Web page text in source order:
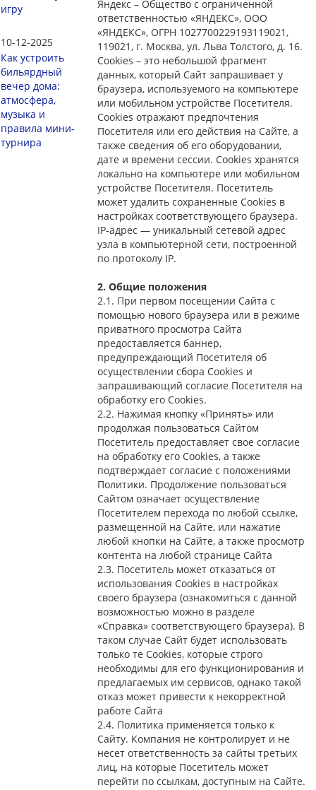
Яндекс – Общество с ограниченной
ответственностью «ЯНДЕКС», ООО
«ЯНДЕКС», ОГРН 1027700229193119021,
119021, г. Москва, ул. Льва Толстого, д. 16.
Cookies – это небольшой фрагмент
данных, который Сайт запрашивает у
браузера, используемого на компьютере
или мобильном устройстве Посетителя.
Cookies отражают предпочтения
Посетителя или его действия на Сайте, а
также сведения об его оборудовании,
дате и времени сессии. Сookies хранятся
локально на компьютере или мобильном
устройстве Посетителя. Посетитель
может удалить сохраненные Сookies в
настройках соответствующего браузера.
IP-адрес — уникальный сетевой адрес
узла в компьютерной сети, построенной
по протоколу IP.
2. Общие положения
2.1. При первом посещении Сайта с
помощью нового браузера или в режиме
приватного просмотра Сайта
предоставляется баннер,
предупреждающий Посетителя об
осуществлении сбора Сookies и
запрашивающий согласие Посетителя на
обработку его Сookies.
2.2. Нажимая кнопку «Принять» или
продолжая пользоваться Сайтом
Посетитель предоставляет свое согласие
на обработку его Сookies, а также
подтверждает согласие с положениями
Политики. Продолжение пользоваться
Сайтом означает осуществление
Посетителем перехода по любой ссылке,
размещенной на Сайте, или нажатие
любой кнопки на Сайте, а также просмотр
контента на любой странице Сайта
2.3. Посетитель может отказаться от
использования Сookies в настройках
своего браузера (ознакомиться с данной
возможностью можно в разделе
«Справка» соответствующего браузера). В
таком случае Сайт будет использовать
только те Cookies, которые строго
необходимы для его функционирования и
предлагаемых им сервисов, однако такой
отказ может привести к некорректной
работе Сайта
2.4. Политика применяется только к
Сайту. Компания не контролирует и не
несет ответственность за сайты третьих
лиц, на которые Посетитель может
перейти по ссылкам, доступным на Сайте.
игру
10-12-2025
Как устроить
бильярдный
вечер дома:
атмосфера,
музыка и
правила мини-
турнира